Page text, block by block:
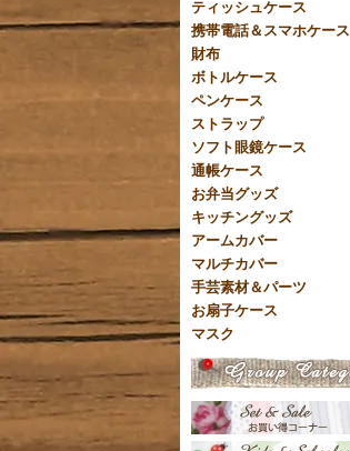
ティッシュケース
携帯電話＆スマホケース
財布
ボトルケース
ペンケース
ストラップ
ソフト眼鏡ケース
通帳ケース
お弁当グッズ
キッチングッズ
アームカバー
マルチカバー
手芸素材＆パーツ
お扇子ケース
マスク